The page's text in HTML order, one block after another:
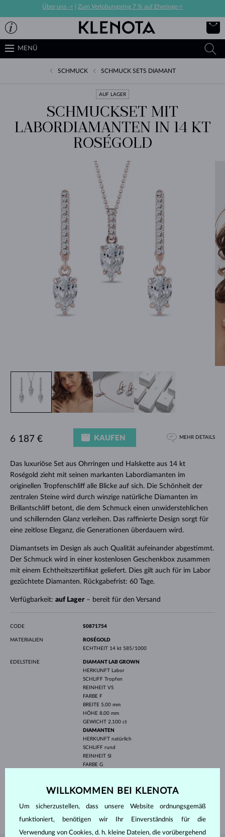
Über uns -> Zum Verlobungsring 7 % auf Eheringe->
MENÜ
SCHMUCK SCHMUCK SETS DIAMANT
AUF LAGER
SCHMUCKSET MIT
LABORDIAMANTEN IN 14 KT
ROSÉGOLD
Das luxuriöse Set aus Ohrringen und Halskette aus 14 kt
Roségold zieht mit seinen markanten Labordiamanten im
originellen Tropfenschliff alle Blicke auf sich. Die Schönheit der
zentralen Steine wird durch winzige natürliche Diamanten im
Brillantschliff betont, die dem Schmuck einen unwiderstehlichen
und schillernden Glanz verleihen. Das raffinierte Design sorgt für
eine zeitlose Eleganz, die Generationen überdauern wird.
Diamantsets im Design als auch Qualität aufeinander abgestimmt.
Der Schmuck wird in einer kostenlosen Geschenkbox zusammen
mit einem Echtheitszertifikat geliefert. Dies gilt auch für im Labor
gezüchtete Diamanten. Rückgabefrist: 60 Tage.
Verfügbarkeit: auf Lager– bereit für den Versand
6 187 € KAUFEN MEHR DETAILS
CODE S0871754
MATERIALIEN
ROSÉGOLD
ECHTHEIT 14 kt 585/1000
EDELSTEINE
DIAMANT LAB GROWN
HERKUNFT
Labor
SCHLIFF Tropfen
REINHEIT VS
FARBE F
BREITE 5.00 mm
HÖHE 8.00 mm
GEWICHT 2.100 ct
DIAMANTEN
HERKUNFT natürlich
SCHLIFF rund
REINHEIT SI
FARBE G
420.00 mm
GEWICHT 6.05 g
WILLKOMMEN BEI KLENOTA
Um sicherzustellen, dass unsere Website ordnungsgemäß
funktioniert, benötigen wir Ihr Einverständnis für die
Verwendung von Cookies, d. h. kleine Dateien, die vorübergehend